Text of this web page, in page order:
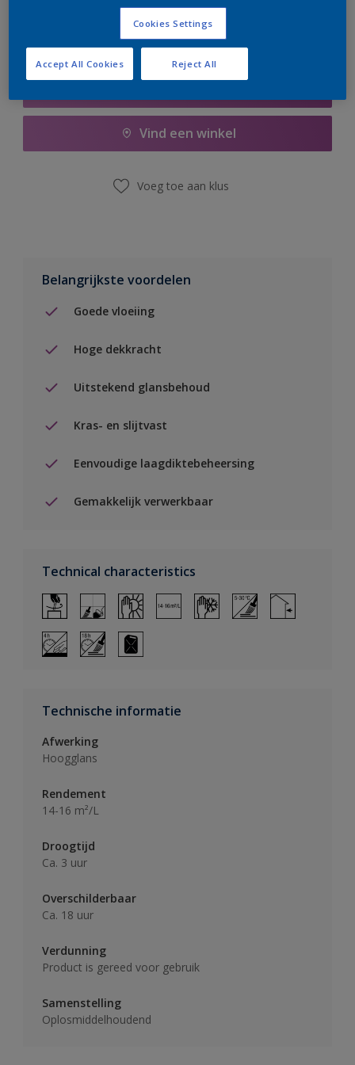
Vind een winkel
Voeg toe aan klus
Belangrijkste voordelen
Goede vloeiing
Hoge dekkracht
Uitstekend glansbehoud
Kras- en slijtvast
Eenvoudige laagdiktebeheersing
Gemakkelijk verwerkbaar
Technical characteristics
Technische informatie
Afwerking
Hoogglans
Rendement
14-16 m²/L
Droogtijd
Ca. 3 uur
Overschilderbaar
Ca. 18 uur
Verdunning
Product is gereed voor gebruik
Samenstelling
Oplosmiddelhoudend
Cookies Settings
Reject All
Accept All Cookies